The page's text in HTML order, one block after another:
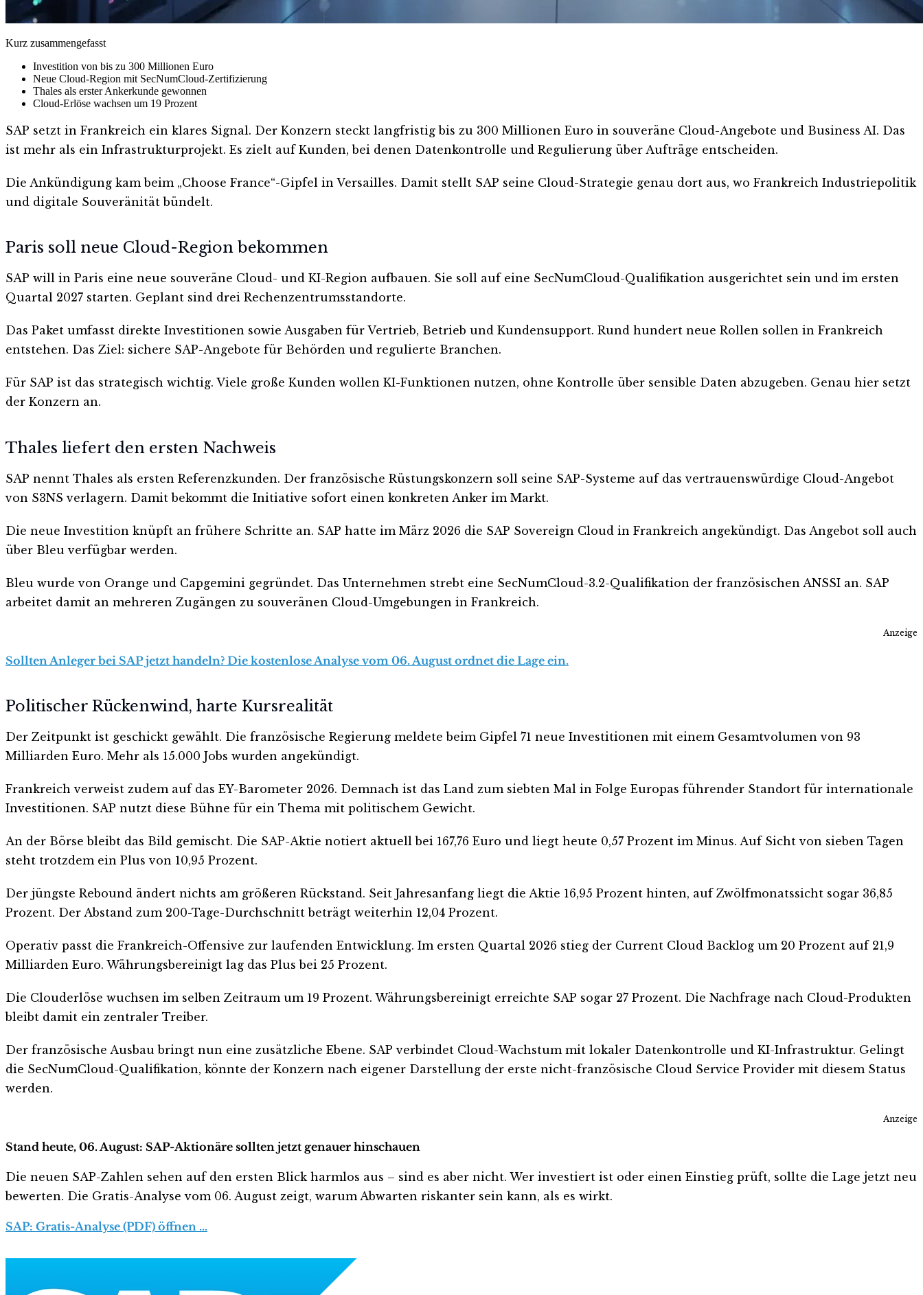
Kurz zusammengefasst
Investition von bis zu 300 Millionen Euro
Neue Cloud-Region mit SecNumCloud-Zertifizierung
Thales als erster Ankerkunde gewonnen
Cloud-Erlöse wachsen um 19 Prozent
SAP setzt in Frankreich ein klares Signal. Der Konzern steckt langfristig bis zu 300 Millionen Euro in souveräne Cloud-Angebote und Business AI. Das
ist mehr als ein Infrastrukturprojekt. Es zielt auf Kunden, bei denen Datenkontrolle und Regulierung über Aufträge entscheiden.
Die Ankündigung kam beim „Choose France“-Gipfel in Versailles. Damit stellt SAP seine Cloud-Strategie genau dort aus, wo Frankreich Industriepolitik
und digitale Souveränität bündelt.
Paris soll neue Cloud-Region bekommen
SAP will in Paris eine neue souveräne Cloud- und KI-Region aufbauen. Sie soll auf eine SecNumCloud-Qualifikation ausgerichtet sein und im ersten
Quartal 2027 starten. Geplant sind drei Rechenzentrumsstandorte.
Das Paket umfasst direkte Investitionen sowie Ausgaben für Vertrieb, Betrieb und Kundensupport. Rund hundert neue Rollen sollen in Frankreich
entstehen. Das Ziel: sichere SAP-Angebote für Behörden und regulierte Branchen.
Für SAP ist das strategisch wichtig. Viele große Kunden wollen KI-Funktionen nutzen, ohne Kontrolle über sensible Daten abzugeben. Genau hier setzt
der Konzern an.
Thales liefert den ersten Nachweis
SAP nennt Thales als ersten Referenzkunden. Der französische Rüstungskonzern soll seine SAP-Systeme auf das vertrauenswürdige Cloud-Angebot
von S3NS verlagern. Damit bekommt die Initiative sofort einen konkreten Anker im Markt.
Die neue Investition knüpft an frühere Schritte an. SAP hatte im März 2026 die SAP Sovereign Cloud in Frankreich angekündigt. Das Angebot soll auch
über Bleu verfügbar werden.
Bleu wurde von Orange und Capgemini gegründet. Das Unternehmen strebt eine SecNumCloud-3.2-Qualifikation der französischen ANSSI an. SAP
arbeitet damit an mehreren Zugängen zu souveränen Cloud-Umgebungen in Frankreich.
Anzeige
Sollten Anleger bei SAP jetzt handeln? Die kostenlose Analyse vom 06. August ordnet die Lage ein.
Politischer Rückenwind, harte Kursrealität
Der Zeitpunkt ist geschickt gewählt. Die französische Regierung meldete beim Gipfel 71 neue Investitionen mit einem Gesamtvolumen von 93
Milliarden Euro. Mehr als 15.000 Jobs wurden angekündigt.
Frankreich verweist zudem auf das EY-Barometer 2026. Demnach ist das Land zum siebten Mal in Folge Europas führender Standort für internationale
Investitionen. SAP nutzt diese Bühne für ein Thema mit politischem Gewicht.
An der Börse bleibt das Bild gemischt. Die SAP-Aktie notiert aktuell bei 167,76 Euro und liegt heute 0,57 Prozent im Minus. Auf Sicht von sieben Tagen
steht trotzdem ein Plus von 10,95 Prozent.
Der jüngste Rebound ändert nichts am größeren Rückstand. Seit Jahresanfang liegt die Aktie 16,95 Prozent hinten, auf Zwölfmonatssicht sogar 36,85
Prozent. Der Abstand zum 200-Tage-Durchschnitt beträgt weiterhin 12,04 Prozent.
Operativ passt die Frankreich-Offensive zur laufenden Entwicklung. Im ersten Quartal 2026 stieg der Current Cloud Backlog um 20 Prozent auf 21,9
Milliarden Euro. Währungsbereinigt lag das Plus bei 25 Prozent.
Die Clouderlöse wuchsen im selben Zeitraum um 19 Prozent. Währungsbereinigt erreichte SAP sogar 27 Prozent. Die Nachfrage nach Cloud-Produkten
bleibt damit ein zentraler Treiber.
Der französische Ausbau bringt nun eine zusätzliche Ebene. SAP verbindet Cloud-Wachstum mit lokaler Datenkontrolle und KI-Infrastruktur. Gelingt
die SecNumCloud-Qualifikation, könnte der Konzern nach eigener Darstellung der erste nicht-französische Cloud Service Provider mit diesem Status
werden.
Anzeige
Stand heute, 06. August: SAP-Aktionäre sollten jetzt genauer hinschauen
Die neuen SAP-Zahlen sehen auf den ersten Blick harmlos aus – sind es aber nicht. Wer investiert ist oder einen Einstieg prüft, sollte die Lage jetzt neu
bewerten. Die Gratis-Analyse vom 06. August zeigt, warum Abwarten riskanter sein kann, als es wirkt.
SAP: Gratis-Analyse (PDF) öffnen …